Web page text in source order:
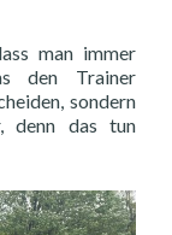
man immer
den Trainer
sondern
denn das tun